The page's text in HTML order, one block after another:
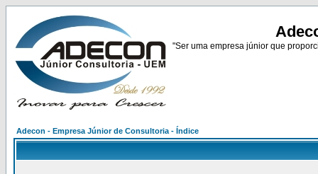
"Ser uma empresa júnior que
Adecon - Empresa Júnior de Consultoria - Índice